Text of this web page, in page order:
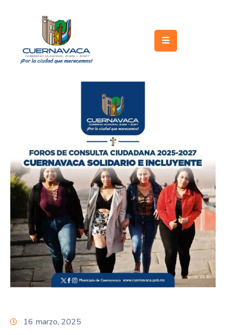
Gobierno
Licitaciones
Transparencia
Directorio
Citas
16 marzo, 2025